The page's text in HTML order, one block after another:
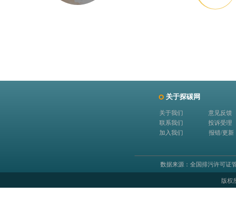
数据来源：全国排污许可证
关于我们
关于探碳网
联系我们
意见反馈
投诉受理
报错/更新
加入我们
版权